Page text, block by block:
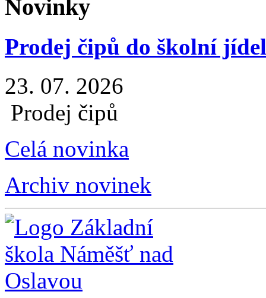
Novinky
Prodej čipů do školní
23. 07. 2026
Prodej čipů
Celá novinka
Archiv novinek